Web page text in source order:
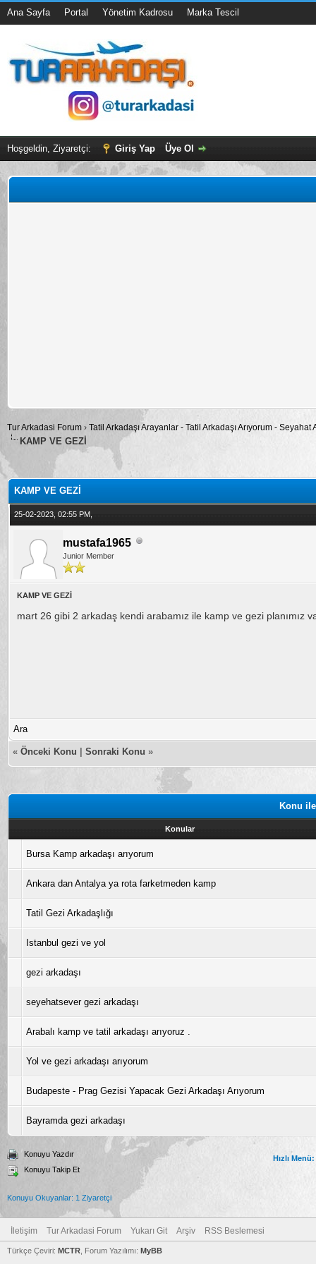
Ana Sayfa Portal Yönetim Kadrosu Marka Tescil
Hoşgeldin, Ziyaretçi: Giriş Yap Üye Ol
Tur Arkadasi Forum › Tatil Arkadaşı Arayanlar - Tatil Arkadaşı Arıyorum -
KAMP VE GEZİ
0
KAMP VE GEZİ
25-02-2023, 02:55 PM,
mustafa1965
Junior Member
KAMP VE GEZİ
mart 26 gibi 2 arkadaş kendi arabamız ile kamp ve gezi planımız
Ara
« Önceki Konu Sonraki Konu »
Konu
Konular
Bursa Kamp arkadaşı arıyorum
Ankara dan Antalya ya rota farketmeden kamp
Tatil Gezi Arkadaşlığı
Istanbul gezi ve yol
gezi arkadaşı
seyehatsever gezi arkadaşı
Arabalı kamp ve tatil arkadaşı arıyoruz .
Yol ve gezi arkadaşı arıyorum
Budapeste - Prag Gezisi Yapacak Gezi Arkadaşı Arıyorum
Bayramda gezi arkadaşı
Konuyu Yazdır
Konuyu Takip Et
Hızlı Menü:
Konuyu Okuyanlar: 1 Ziyaretçi
İletişim Tur Arkadasi Forum Yukarı Git Arşiv RSS Beslemesi
Türkçe Çeviri: MCTR , Forum Yazılımı: MyBB